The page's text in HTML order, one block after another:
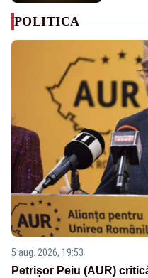
POLITICA
5 aug. 2026, 19:53
Petrișor Peiu (AUR)